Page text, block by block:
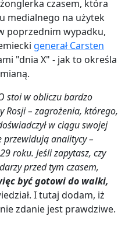
czasem, która
medialnego na użytek
poprzednim wypadku,
generał Carsten
"dnia X" - jak to określa
stoi w obliczu bardzo
Rosji – zagrożenia, którego,
w ciągu swojej
przewidują analitycy –
roku. Jeśli zapytasz, czy
przed tym czasem,
być gotowi do walki,
I tutaj dodam, iż
zdanie jest prawdziwe.